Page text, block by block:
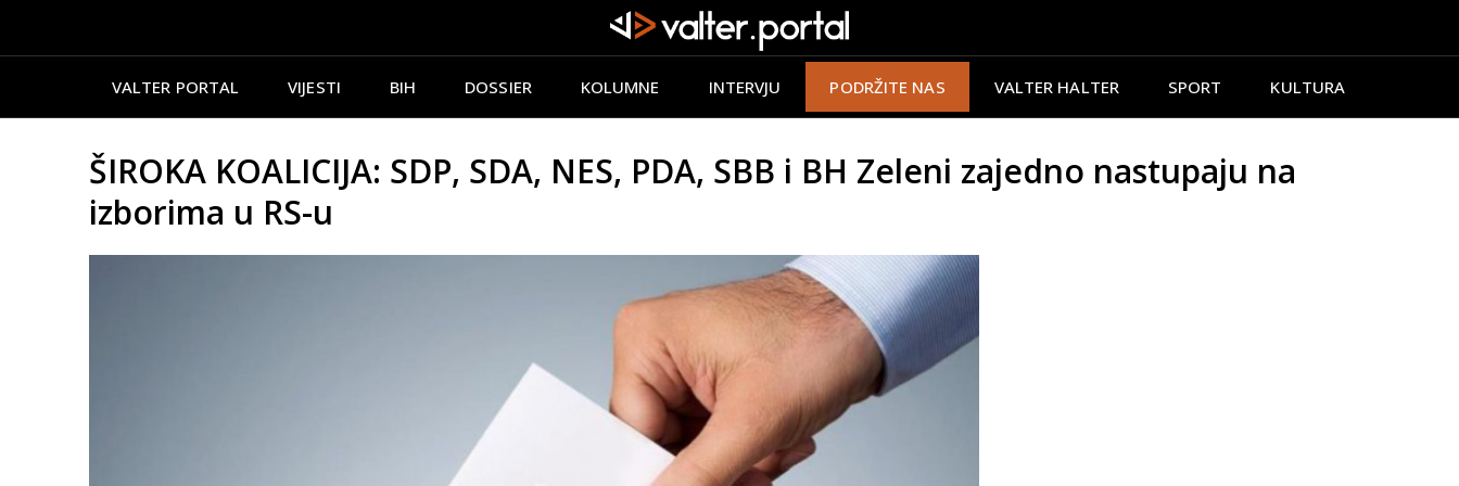
VALTER PORTAL VIJESTI BIH DOSSIER KOLUMNE INTERVJU PODRŽITE NAS VALTER HALTER SPORT KULTURA
ŠIROKA KOALICIJA: SDP, SDA, NES, PDA, SBB i BH Zeleni zajedno nastupaju na
izborima u RS-u